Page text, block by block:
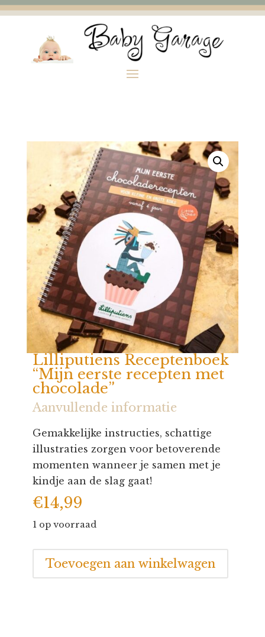
Lilliputiens Receptenboek
“Mijn eerste recepten met
chocolade”
Aanvullende informatie
Gemakkelijke instructies, schattige
illustraties zorgen voor betoverende
momenten wanneer je samen met je
kindje aan de slag gaat!
€14,99
1 op voorraad
Lilliputiens
Receptenboek
"Mijn
Toevoegen aan winkelwagen